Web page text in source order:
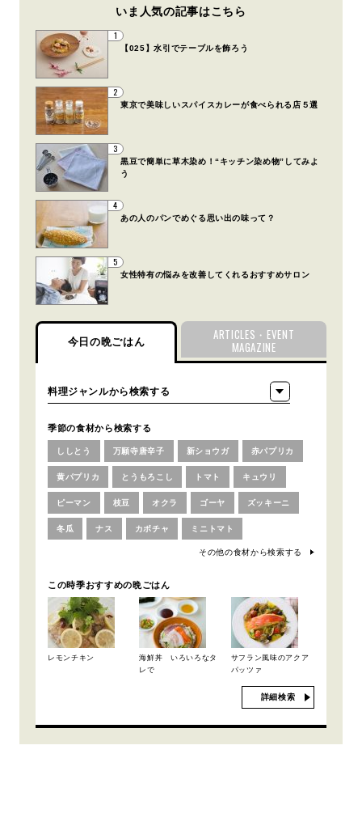
いま人気の記事はこちら
1
【025】水引でテーブルを飾ろう
2
東京で美味しいスパイスカレーが食べられる店５選
3
黒豆で簡単に草木染め！“キッチン染め物”してみよ
う
4
あの人のパンでめぐる思い出の味って？
5
女性特有の悩みを改善してくれるおすすめサロン
今日の晩ごはん
ARTICLES・EVENT
MAGAZINE
季節の食材から検索する
ししとう 万願寺唐辛子 新ショウガ 赤パプリカ
黄パプリカ とうもろこし トマト キュウリ
ピーマン 枝豆 オクラ ゴーヤ ズッキーニ
冬瓜 ナス カボチャ ミニトマト
その他の食材から検索する
この時季おすすめの晩ごはん
レモンチキン
海鮮丼 いろいろなタ
レで
サフラン風味のアクア
パッツァ
詳細検索